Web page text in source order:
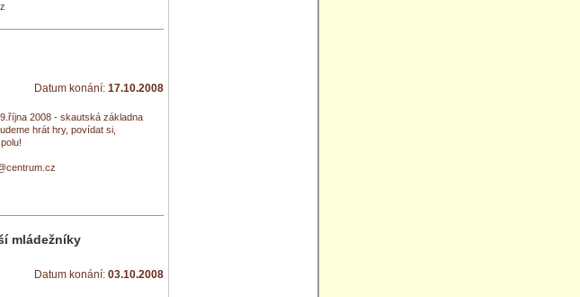
Datum konání: 17.10.2008
2008 - skautská základna
hrát hry, povídat si,
mládežníky
Datum konání: 03.10.2008